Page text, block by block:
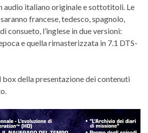
audio italiano originale e sottotitoli. Le
francese, tedesco, spagnolo,
consueto, l’inglese in due versioni:
e quella rimasterizzata in 7.1 DTS-
box della presentazione dei contenuti